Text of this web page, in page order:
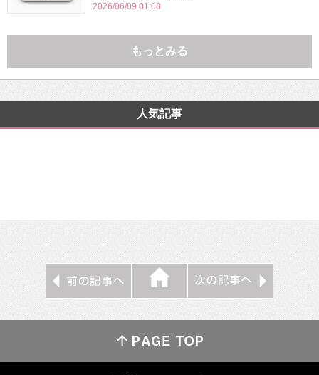
2026/06/09 01:08
もっとみる
人気記事